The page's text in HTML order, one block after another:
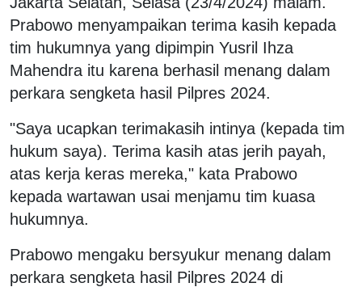
Prabowo menyampaikan terima kasih kepada
tim hukumnya yang dipimpin Yusril Ihza
Mahendra itu karena berhasil menang dalam
perkara sengketa hasil Pilpres 2024.
"Saya ucapkan terimakasih intinya (kepada tim
hukum saya). Terima kasih atas jerih payah,
atas kerja keras mereka," kata Prabowo
kepada wartawan usai menjamu tim kuasa
hukumnya.
Prabowo mengaku bersyukur menang dalam
perkara sengketa hasil Pilpres 2024 di